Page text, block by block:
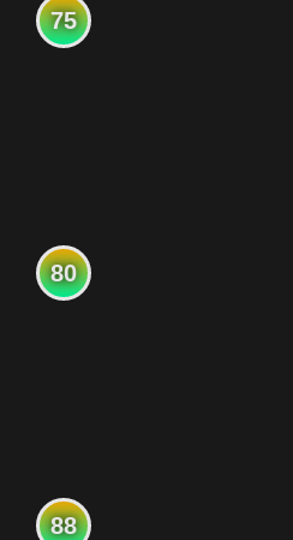
75
80
88